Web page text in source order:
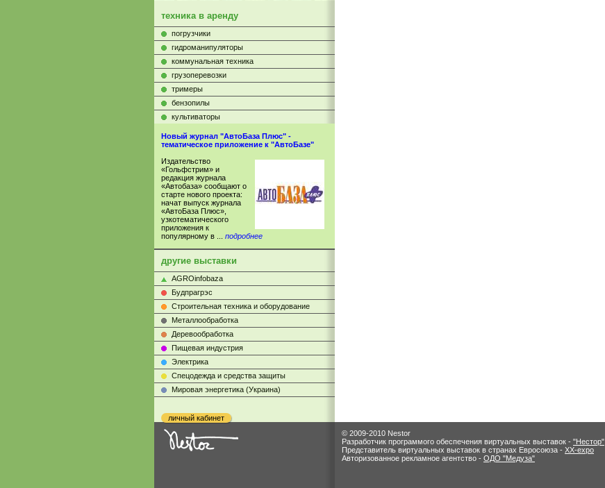
техника в аренду
погрузчики
гидроманипуляторы
коммунальная техника
грузоперевозки
тримеры
бензопилы
культиваторы
Новый журнал "АвтоБаза Плюс" -
тематическое приложение к "АвтоБазе"
Издательство
«Гольфстрим» и
редакция журнала
«Автобаза» сообщают о
старте нового проекта:
начат выпуск журнала
«АвтоБаза Плюс»,
узкотематического
приложения к
популярному в ... подробнее
другие выставки
AGROinfobaza
Будпрагрэс
Строительная техника и оборудование
Металлообработка
Деревообработка
Пищевая индустрия
Электрика
Cпецодежда и средства защиты
Мировая энергетика (Украина)
личный кабинет
© 2009-2010 Nestor
Разработчик программого обеспечения виртуальных выставок - "Нестор"
Представитель виртуальных выставок в странах Евросоюза - XX-expo
Авторизованное рекламное агентство - ОДО "Медуза"